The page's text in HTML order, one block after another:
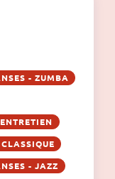
- ZUMBA
- JAZZ